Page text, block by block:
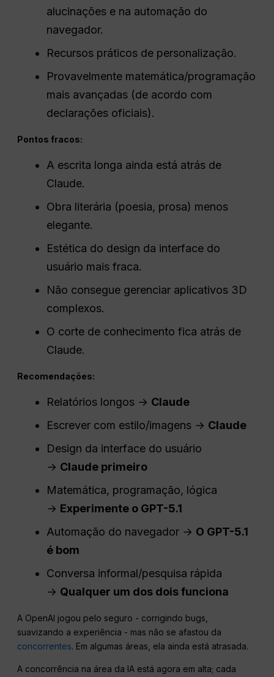
alucinações e na automação do
navegador.
Recursos práticos de personalização.
Provavelmente matemática/programação
mais avançadas (de acordo com
declarações oficiais).
Pontos fracos:
A escrita longa ainda está atrás de
Claude.
Obra literária (poesia, prosa) menos
elegante.
Estética do design da interface do
usuário mais fraca.
Não consegue gerenciar aplicativos 3D
complexos.
O corte de conhecimento fica atrás de
Claude.
Recomendações:
Relatórios longos → Claude
Escrever com estilo/imagens → Claude
Design da interface do usuário
→ Claude primeiro
Matemática, programação, lógica
→ Experimente o GPT-5.1
Automação do navegador → O GPT-5.1
é bom
Conversa informal/pesquisa rápida
→ Qualquer um dos dois funciona
A OpenAI jogou pelo seguro - corrigindo bugs,
suavizando a experiência - mas não se afastou da
concorrentes. Em algumas áreas, ela ainda está atrasada.
A concorrência na área da IA está agora em alta; cada